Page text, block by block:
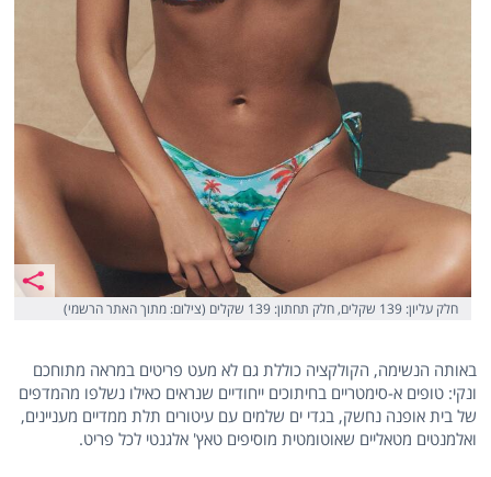
חלק עליון: 139 שקלים, חלק תחתון: 139 שקלים (צילום: מתוך האתר הרשמי)
באותה הנשימה, הקולקציה כוללת גם לא מעט פריטים במראה מתוחכם
ונקי: טופים א-סימטריים בחיתוכים ייחודיים שנראים כאילו נשלפו מהמדפים
של בית אופנה נחשק, בגדי ים שלמים עם עיטורים תלת ממדיים מעניינים,
ואלמנטים מטאליים שאוטומטית מוסיפים טאץ' אלגנטי לכל פריט.